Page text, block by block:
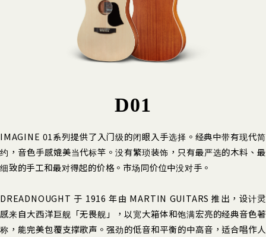
D01
IMAGINE 01系列提供了入门级的闭眼入手选择。经典中带有现代简
约，音色手感媲美当代标竿。没有繁琐装饰，只有最严选的木料、最
细致的手工和最对得起的价格。市场同价位中没对手。
DREADNOUGHT 于 1916 年由 MARTIN GUITARS 推出，设计灵
感来自大西洋巨舰「无畏舰」，以宽大箱体和饱满宏亮的经典音色著
称，能完美包覆支撑歌声。强劲的低音和平衡的中高音，适合唱作人